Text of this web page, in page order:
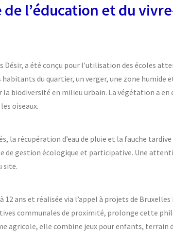
l’éducation et du
Désir, a été conçu pour l’utilisation des écoles
du quartier, un verger, une zone humide
biodiversité en milieu urbain. La végétation a en
oiseaux.
la récupération d’eau de pluie et la fauche
de gestion écologique et participative. Une
site.
12 ans et réalisée via l’appel à projets de
communales de proximité, prolonge cette
agricole, elle combine jeux pour enfants, terrain